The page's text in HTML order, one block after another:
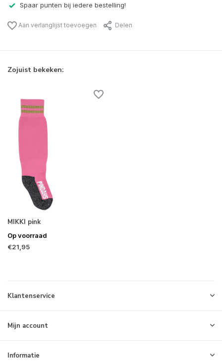
Spaar punten bij iedere bestelling!
Aan verlanglijst toevoegen Delen
Zojuist bekeken:
MIKKI pink
Op voorraad
€21,95
Klantenservice
Mijn account
Informatie